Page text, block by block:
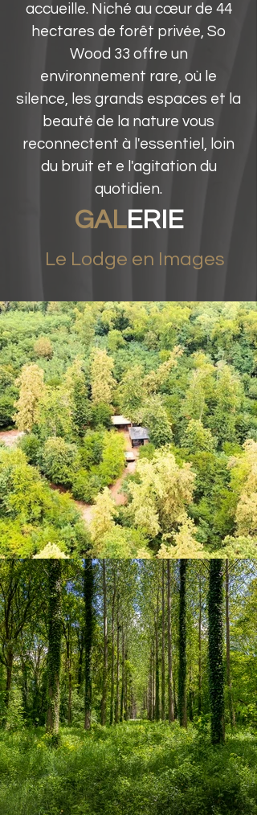
accueille. Niché au cœur de 44
hectares de forêt privée, So
Wood 33 offre un
environnement rare, où le
silence, les grands espaces et la
beauté de la nature vous
reconnectent à l'essentiel, loin
du bruit et e l'agitation du
quotidien.
GALERIE
Le Lodge en Images